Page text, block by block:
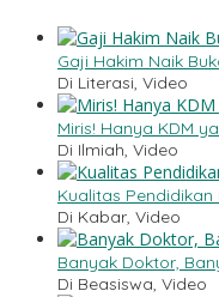
Gaji Hakim Naik
Di Literasi, Video
Miris! Hanya KDM
Di Ilmiah, Video
Kualitas
Di Kabar, Video
Banyak Doktor,
Di Beasiswa, Video